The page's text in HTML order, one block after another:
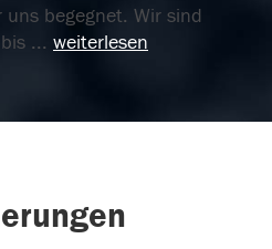
begegnet. Wir sind
... weiterlesen